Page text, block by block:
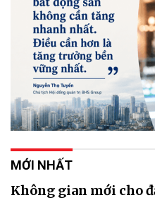
MỚI NHẤT
Không gian mới cho